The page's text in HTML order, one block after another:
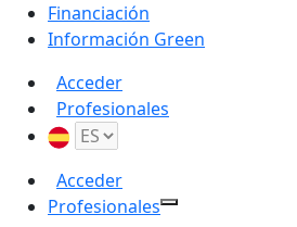
Financiación
Información Green
Acceder
Profesionales
Acceder
Profesionales